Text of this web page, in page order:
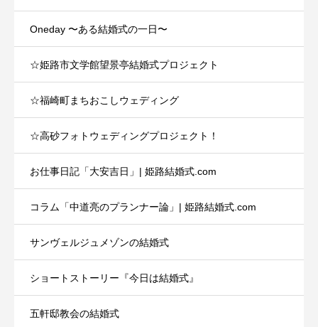
Oneday 〜ある結婚式の一日〜
☆姫路市文学館望景亭結婚式プロジェクト
☆福崎町まちおこしウェディング
☆高砂フォトウェディングプロジェクト！
お仕事日記「大安吉日」| 姫路結婚式.com
コラム「中道亮のプランナー論」| 姫路結婚式.com
サンヴェルジュメゾンの結婚式
ショートストーリー『今日は結婚式』
五軒邸教会の結婚式